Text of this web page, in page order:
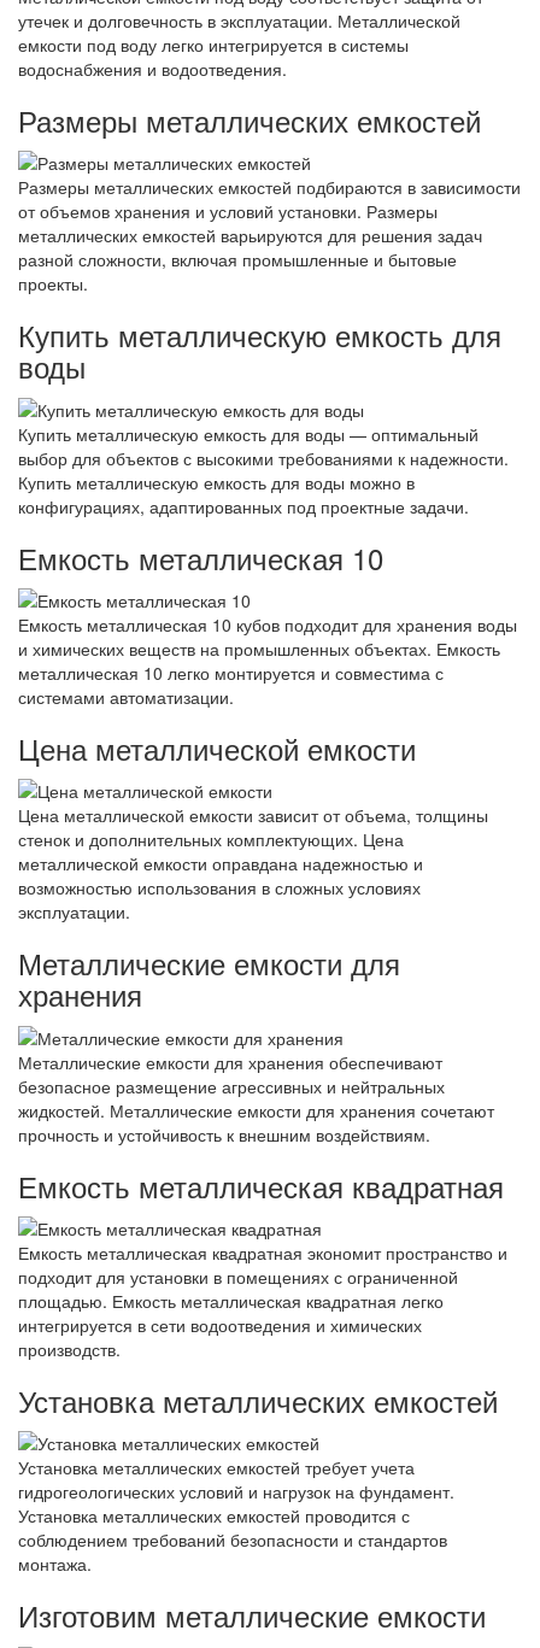
утечек и долговечность в эксплуатации. Металлической
емкости под воду легко интегрируется в системы
водоснабжения и водоотведения.
Размеры металлических емкостей
Размеры металлических емкостей подбираются в зависимости
от объемов хранения и условий установки. Размеры
металлических емкостей варьируются для решения задач
разной сложности, включая промышленные и бытовые
проекты.
Купить металлическую емкость для
воды
Купить металлическую емкость для воды — оптимальный
выбор для объектов с высокими требованиями к надежности.
Купить металлическую емкость для воды можно в
конфигурациях, адаптированных под проектные задачи.
Емкость металлическая 10
Емкость металлическая 10 кубов подходит для хранения воды
и химических веществ на промышленных объектах. Емкость
металлическая 10 легко монтируется и совместима с
системами автоматизации.
Цена металлической емкости
Цена металлической емкости зависит от объема, толщины
стенок и дополнительных комплектующих. Цена
металлической емкости оправдана надежностью и
возможностью использования в сложных условиях
эксплуатации.
Металлические емкости для
хранения
Металлические емкости для хранения обеспечивают
безопасное размещение агрессивных и нейтральных
жидкостей. Металлические емкости для хранения сочетают
прочность и устойчивость к внешним воздействиям.
Емкость металлическая квадратная
Емкость металлическая квадратная экономит пространство и
подходит для установки в помещениях с ограниченной
площадью. Емкость металлическая квадратная легко
интегрируется в сети водоотведения и химических
производств.
Установка металлических емкостей
Установка металлических емкостей требует учета
гидрогеологических условий и нагрузок на фундамент.
Установка металлических емкостей проводится с
соблюдением требований безопасности и стандартов
монтажа.
Изготовим металлические емкости